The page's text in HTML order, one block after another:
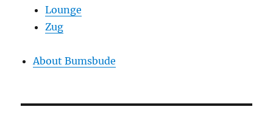
Lounge
Zug
About Bumsbude